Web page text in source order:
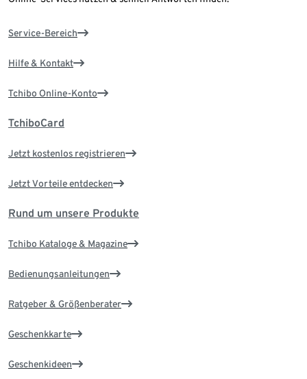
Service-Bereich
Hilfe & Kontakt
Tchibo Online-Konto
TchiboCard
Jetzt kostenlos registrieren
Jetzt Vorteile entdecken
Rund um unsere Produkte
Tchibo Kataloge & Magazine
Bedienungsanleitungen
Ratgeber & Größenberater
Geschenkkarte
Geschenkideen